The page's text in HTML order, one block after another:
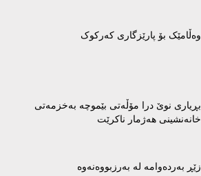
وەڵامێک بۆ پارێزگاری کەرکوک
بڕیاری نوێ درا مۆڵەتی بێموچە بەخزمەتی
خانەنشینی هەژمار ناکرێت
زێڕ بەردەوامە لە بەرزبووەنەوە